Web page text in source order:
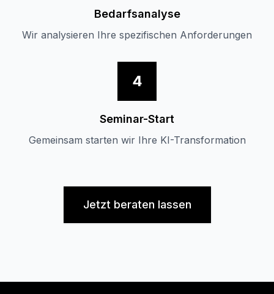
Bedarfsanalyse
Wir analysieren Ihre spezifischen Anforderungen
4
Seminar-Start
Gemeinsam starten wir Ihre KI-Transformation
Jetzt beraten lassen